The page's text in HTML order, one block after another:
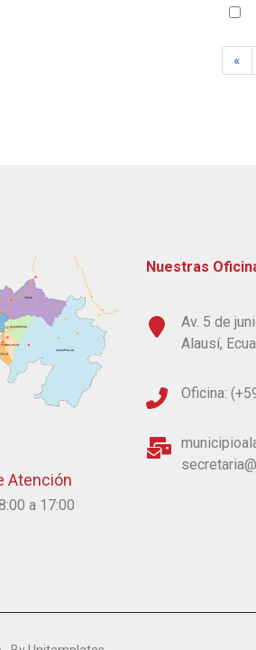
item
item
«
Atención
a 17:00
Nuestras
Av. 5 de
Alausí,
Oficina: